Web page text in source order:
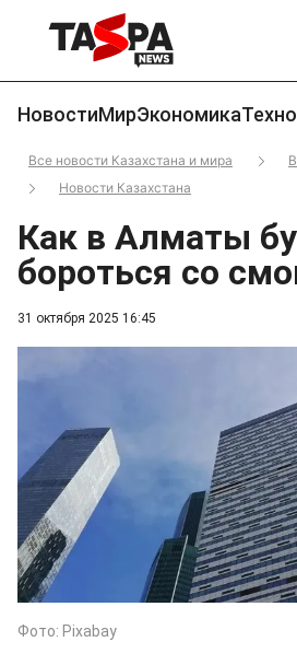
НовостиМирЭкономикаТехно
Все новости Казахстана и мира
Новости Казахстана
31 октября 2025 16:45
Как в Алматы
бороться со
Фото: Pixabay